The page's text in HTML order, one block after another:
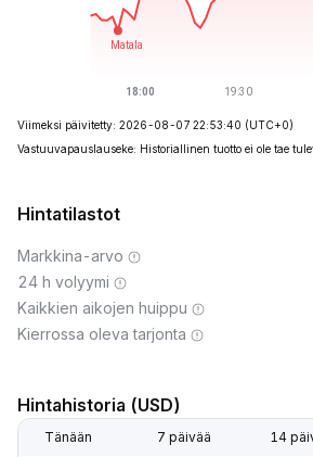
Viimeksi päivitetty: 2026-08-07 22:53:40 (UTC+0)
Vastuuvapauslauseke: Historiallinen tuotto ei ole tae
Hintatilastot
Markkina-arvo
24 h volyymi
Kaikkien aikojen huippu
Kierrossa oleva tarjonta
Hintahistoria (USD)
Tänään 7 päivää 14